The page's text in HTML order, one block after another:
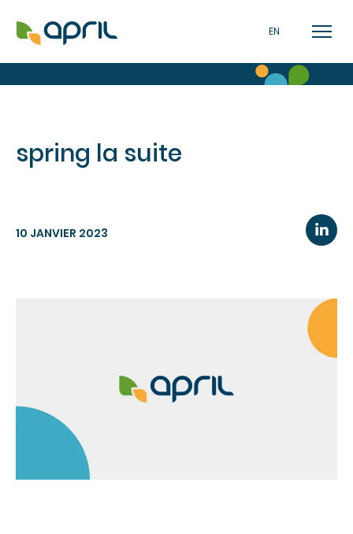
EN
spring la suite
10 JANVIER 2023